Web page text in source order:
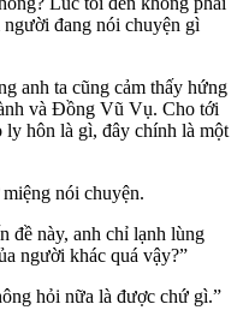
đang nói chuyện gì
anh ta cũng cảm thấy hứng
và Đồng Vũ Vụ. Cho tới
ly hôn là gì, đây chính là một
nói chuyện.
đề này, anh chỉ lạnh lùng
người khác quá vậy?”
hỏi nữa là được chứ gì.”